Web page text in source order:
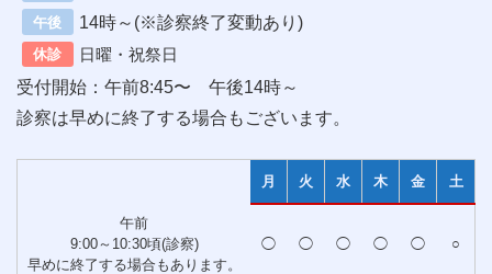
午後 14時～(※診察終了変動あり)
休診 日曜・祝祭日
受付開始：午前8:45〜 午後14時～
診察は早めに終了する場合もございます。
月 火 水 木 金 土
午前
9:00～10:30頃(診察)
早めに終了する場合もあります。
◯ ◯ ◯ ◯ ◯ ○